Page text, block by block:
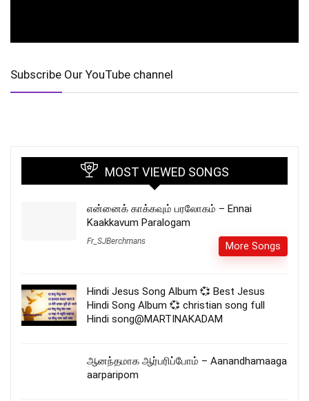
Subscribe Our YouTube channel
MOST VIEWED SONGS
என்னைக் காக்கவும் பரலோகம் – Ennai
Kaakkavum Paralogam
Fr_SJBerchmans More Songs
Hindi Jesus Song Album 💞 Best Jesus
Hindi Song Album 💞 christian song full
Hindi song@MARTINAKADAM
ஆனந்தமாக ஆர்பரிப்போம் – Aanandhamaaga
aarparipom